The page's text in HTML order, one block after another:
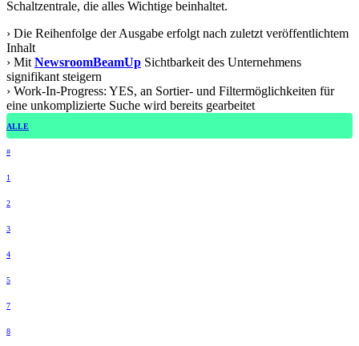
Schaltzentrale, die alles Wichtige beinhaltet.
› Die Reihenfolge der Ausgabe erfolgt nach zuletzt veröffentlichtem
Inhalt
› Mit NewsroomBeamUp Sichtbarkeit des Unternehmens
signifikant steigern
› Work-In-Progress: YES, an Sortier- und Filtermöglichkeiten für
eine unkomplizierte Suche wird bereits gearbeitet
ALLE
#
1
2
3
4
5
7
8